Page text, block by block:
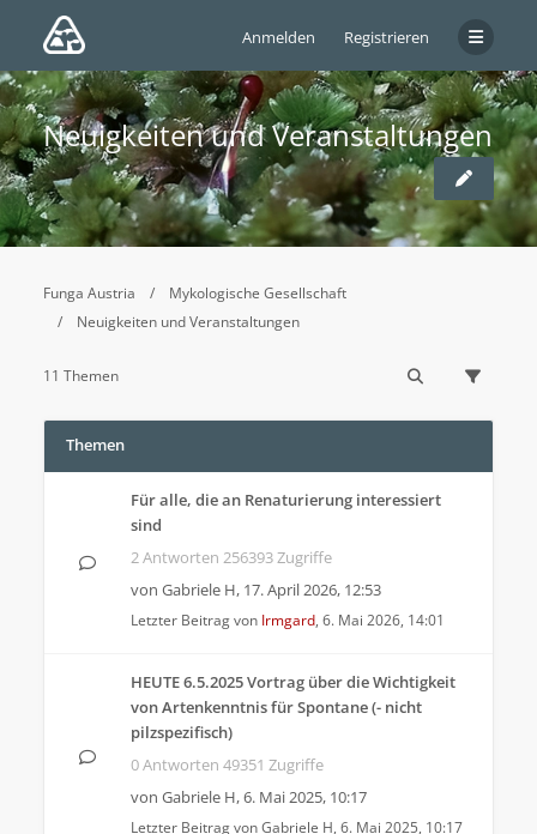
Anmelden Registrieren
Neuigkeiten und Veranstaltungen
Funga Austria
Mykologische Gesellschaft
Neuigkeiten und Veranstaltungen
11 Themen
Themen
Für alle, die an Renaturierung interessiert
sind
2 Antworten 256393 Zugriffe
von Gabriele H, 17. April 2026, 12:53
Letzter Beitrag von Irmgard, 6. Mai 2026, 14:01
HEUTE 6.5.2025 Vortrag über die Wichtigkeit
von Artenkenntnis für Spontane (- nicht
pilzspezifisch)
0 Antworten 49351 Zugriffe
von Gabriele H,6. Mai 2025, 10:17
Letzter Beitrag vonGabriele H, 6. Mai 2025, 10:17